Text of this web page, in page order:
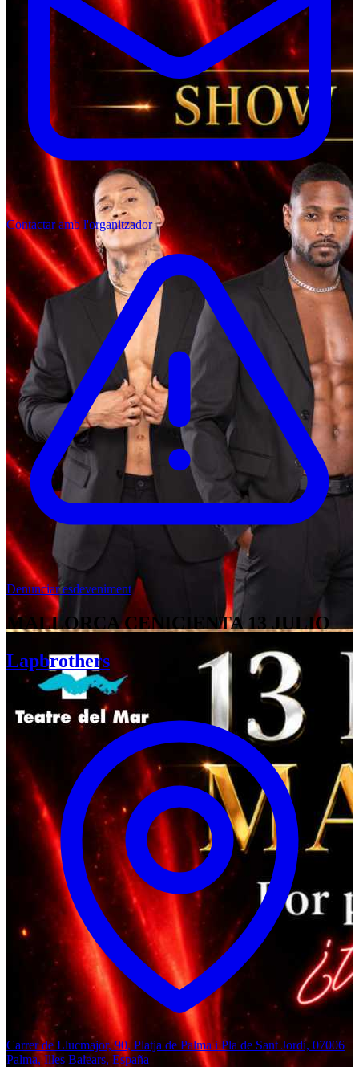
Contactar amb l'organitzador
Denunciar esdeveniment
MALLORCA CENICIENTA 13 JULIO
Lapbrothers
Carrer de Llucmajor, 90, Platja de Palma i Pla de Sant Jordi, 07006
Palma, Illes Balears, España